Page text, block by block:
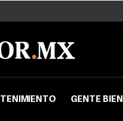
GENTE BIEN